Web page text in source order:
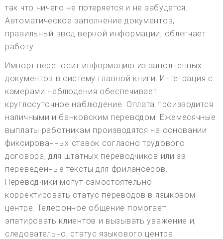
так что ничего не потеряется и не забудется.
Автоматическое заполнение документов,
правильный ввод верной информации, облегчает
работу.
Импорт переносит информацию из заполненных
документов в систему главной книги. Интеграция с
камерами наблюдения обеспечивает
круглосуточное наблюдение. Оплата производится
наличными и банковским переводом. Ежемесячные
выплаты работникам производятся на основании
фиксированных ставок согласно трудового
договора, для штатных переводчиков или за
переведенные тексты для фрилансеров.
Переводчики могут самостоятельно
корректировать статус переводов в языковом
центре. Телефонное общение помогает
эпатировать клиентов и вызывать уважение и,
следовательно, статус языкового центра.